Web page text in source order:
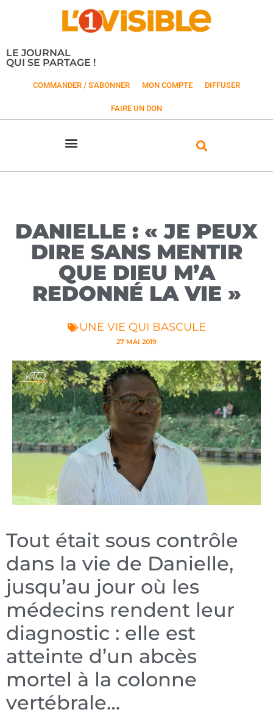
LE JOURNAL
QUI SE PARTAGE !
COMMANDER / S'ABONNER MON COMPTE DIFFUSER
FAIRE UN DON
DANIELLE : « JE PEUX
DIRE SANS MENTIR
QUE DIEU M’A
REDONNÉ LA VIE »
UNE VIE QUI BASCULE
27 MAI 2019
Tout était sous contrôle
dans la vie de Danielle,
jusqu’au jour où les
médecins rendent leur
diagnostic : elle est
atteinte d’un abcès
mortel à la colonne
vertébrale…